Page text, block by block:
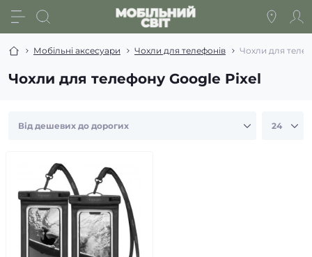
Мобільні аксесуари Чохли для телефонів Чохли для
Чохли для телефону Google Pixel